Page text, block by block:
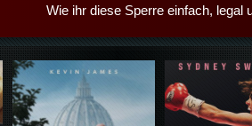
Wie ihr diese Sperre einfach, legal
Details,Play